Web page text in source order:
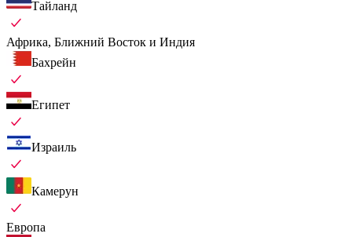
Тайланд
Африка, Ближний Восток и Индия
Бахрейн
Египет
Израиль
Камерун
Европа